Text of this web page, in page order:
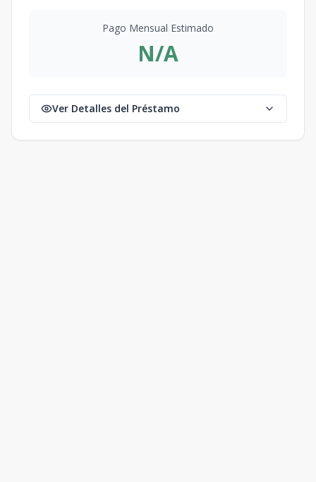
Pago Mensual Estimado
N/A
Ver Detalles del Préstamo